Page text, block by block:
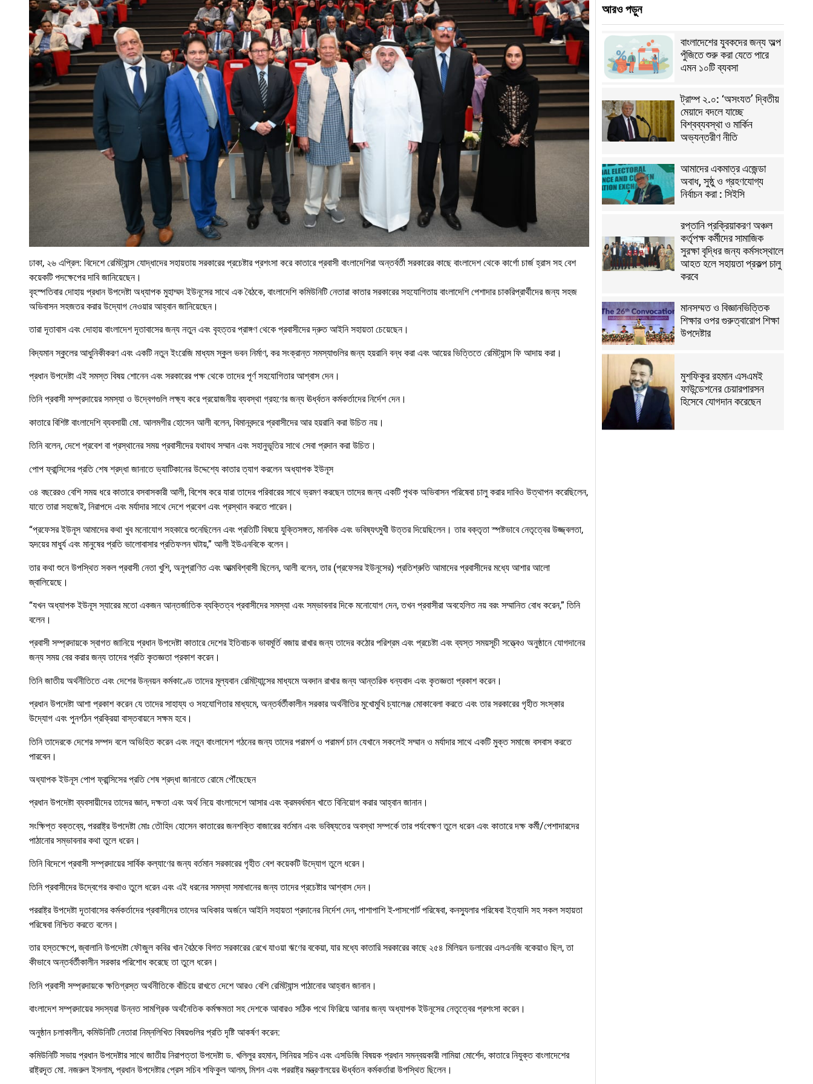
ঢাকা, ২৬ এপ্রিল: বিদেশে রেমিট্যান্স যোদ্ধাদের সহায়তায় সরকারের প্রচেষ্টার প্রশংসা করে কাতারে প্রবাসী বাংলাদেশিরা অন্তর্বর্তী সরকারের কাছে বাংলাদেশ থেকে কার্গো চার্জ হ্রাস সহ বেশ
কয়েকটি পদক্ষেপের দাবি জানিয়েছেন।
বৃহস্পতিবার দোহায় প্রধান উপদেষ্টা অধ্যাপক মুহাম্মদ ইউনূসের সাথে এক বৈঠকে, বাংলাদেশি কমিউনিটি নেতারা কাতার সরকারের সহযোগিতায় বাংলাদেশি পেশাদার চাকরিপ্রার্থীদের জন্য সহজ
অভিবাসন সহজতর করার উদ্যোগ নেওয়ার আহ্বান জানিয়েছেন।
তারা দূতাবাস এবং দোহায় বাংলাদেশ দূতাবাসের জন্য নতুন এবং বৃহত্তর প্রাঙ্গণ থেকে প্রবাসীদের দ্রুত আইনি সহায়তা চেয়েছেন।
বিদ্যমান স্কুলের আধুনিকীকরণ এবং একটি নতুন ইংরেজি মাধ্যম স্কুল ভবন নির্মাণ, কর সংক্রান্ত সমস্যাগুলির জন্য হয়রানি বন্ধ করা এবং আয়ের ভিত্তিতে রেমিট্যান্স ফি আদায় করা।
প্রধান উপদেষ্টা এই সমস্ত বিষয় শোনেন এবং সরকারের পক্ষ থেকে তাদের পূর্ণ সহযোগিতার আশ্বাস দেন।
তিনি প্রবাসী সম্প্রদায়ের সমস্যা ও উদ্বেগগুলি লক্ষ্য করে প্রয়োজনীয় ব্যবস্থা গ্রহণের জন্য ঊর্ধ্বতন কর্মকর্তাদের নির্দেশ দেন।
কাতারে বিশিষ্ট বাংলাদেশি ব্যবসায়ী মো. আলমগীর হোসেন আলী বলেন, বিমানবন্দরে প্রবাসীদের আর হয়রানি করা উচিত নয়।
তিনি বলেন, দেশে প্রবেশ বা প্রস্থানের সময় প্রবাসীদের যথাযথ সম্মান এবং সহানুভূতির সাথে সেবা প্রদান করা উচিত।
পোপ ফ্রান্সিসের প্রতি শেষ শ্রদ্ধা জানাতে ভ্যাটিকানের উদ্দেশ্যে কাতার ত্যাগ করলেন অধ্যাপক ইউনূস
৩৪ বছরেরও বেশি সময় ধরে কাতারে বসবাসকারী আলী, বিশেষ করে যারা তাদের পরিবারের সাথে ভ্রমণ করছেন তাদের জন্য একটি পৃথক অভিবাসন পরিষেবা চালু করার দাবিও উত্থাপন করেছিলেন,
যাতে তারা সহজেই, নিরাপদে এবং মর্যাদার সাথে দেশে প্রবেশ এবং প্রস্থান করতে পারেন।
“প্রফেসর ইউনূস আমাদের কথা খুব মনোযোগ সহকারে শুনেছিলেন এবং প্রতিটি বিষয়ে যুক্তিসঙ্গত, মানবিক এবং ভবিষ্যৎমুখী উত্তর দিয়েছিলেন। তার বক্তৃতা স্পষ্টভাবে নেতৃত্বের উজ্জ্বলতা,
হৃদয়ের মাধুর্য এবং মানুষের প্রতি ভালোবাসার প্রতিফলন ঘটায়,” আলী ইউএনবিকে বলেন।
তার কথা শুনে উপস্থিত সকল প্রবাসী নেতা খুশি, অনুপ্রাণিত এবং আত্মবিশ্বাসী ছিলেন, আলী বলেন, তার (প্রফেসর ইউনূসের) প্রতিশ্রুতি আমাদের প্রবাসীদের মধ্যে আশার আলো
জ্বালিয়েছে।
“যখন অধ্যাপক ইউনূস স্যারের মতো একজন আন্তর্জাতিক ব্যক্তিত্ব প্রবাসীদের সমস্যা এবং সম্ভাবনার দিকে মনোযোগ দেন, তখন প্রবাসীরা অবহেলিত নয় বরং সম্মানিত বোধ করেন,” তিনি
বলেন।
প্রবাসী সম্প্রদায়কে স্বাগত জানিয়ে প্রধান উপদেষ্টা কাতারে দেশের ইতিবাচক ভাবমূর্তি বজায় রাখার জন্য তাদের কঠোর পরিশ্রম এবং প্রচেষ্টা এবং ব্যস্ত সময়সূচী সত্ত্বেও অনুষ্ঠানে যোগদানের
জন্য সময় বের করার জন্য তাদের প্রতি কৃতজ্ঞতা প্রকাশ করেন।
তিনি জাতীয় অর্থনীতিতে এবং দেশের উন্নয়ন কর্মকাণ্ডে তাদের মূল্যবান রেমিট্যান্সের মাধ্যমে অবদান রাখার জন্য আন্তরিক ধন্যবাদ এবং কৃতজ্ঞতা প্রকাশ করেন।
প্রধান উপদেষ্টা আশা প্রকাশ করেন যে তাদের সাহায্য ও সহযোগিতার মাধ্যমে, অন্তর্বর্তীকালীন সরকার অর্থনীতির মুখোমুখি চ্যালেঞ্জ মোকাবেলা করতে এবং তার সরকারের গৃহীত সংস্কার
উদ্যোগ এবং পুনর্গঠন প্রক্রিয়া বাস্তবায়নে সক্ষম হবে।
তিনি তাদেরকে দেশের সম্পদ বলে অভিহিত করেন এবং নতুন বাংলাদেশ গঠনের জন্য তাদের পরামর্শ ও পরামর্শ চান যেখানে সকলেই সম্মান ও মর্যাদার সাথে একটি মুক্ত সমাজে বসবাস করতে
পারবেন।
অধ্যাপক ইউনূস পোপ ফ্রান্সিসের প্রতি শেষ শ্রদ্ধা জানাতে রোমে পৌঁছেছেন
প্রধান উপদেষ্টা ব্যবসায়ীদের তাদের জ্ঞান, দক্ষতা এবং অর্থ নিয়ে বাংলাদেশে আসার এবং ক্রমবর্ধমান খাতে বিনিয়োগ করার আহ্বান জানান।
সংক্ষিপ্ত বক্তব্যে, পররাষ্ট্র উপদেষ্টা মোঃ তৌহিদ হোসেন কাতারের জনশক্তি বাজারের বর্তমান এবং ভবিষ্যতের অবস্থা সম্পর্কে তার পর্যবেক্ষণ তুলে ধরেন এবং কাতারে দক্ষ কর্মী/পেশাদারদের
পাঠানোর সম্ভাবনার কথা তুলে ধরেন।
তিনি বিদেশে প্রবাসী সম্প্রদায়ের সার্বিক কল্যাণের জন্য বর্তমান সরকারের গৃহীত বেশ কয়েকটি উদ্যোগ তুলে ধরেন।
তিনি প্রবাসীদের উদ্বেগের কথাও তুলে ধরেন এবং এই ধরনের সমস্যা সমাধানের জন্য তাদের প্রচেষ্টার আশ্বাস দেন।
পররাষ্ট্র উপদেষ্টা দূতাবাসের কর্মকর্তাদের প্রবাসীদের তাদের অধিকার অর্জনে আইনি সহায়তা প্রদানের নির্দেশ দেন, পাশাপাশি ই-পাসপোর্ট পরিষেবা, কনস্যুলার পরিষেবা ইত্যাদি সহ সকল সহায়তা
পরিষেবা নিশ্চিত করতে বলেন।
তার হস্তক্ষেপে, জ্বালানি উপদেষ্টা ফৌজুল কবির খান বৈঠকে বিগত সরকারের রেখে যাওয়া ঋণের বকেয়া, যার মধ্যে কাতারি সরকারের কাছে ২৫৪ মিলিয়ন ডলারের এলএনজি বকেয়াও ছিল, তা
কীভাবে অন্তর্বর্তীকালীন সরকার পরিশোধ করেছে তা তুলে ধরেন।
তিনি প্রবাসী সম্প্রদায়কে ক্ষতিগ্রস্ত অর্থনীতিকে বাঁচিয়ে রাখতে দেশে আরও বেশি রেমিট্যান্স পাঠানোর আহ্বান জানান।
বাংলাদেশ সম্প্রদায়ের সদস্যরা উন্নত সামগ্রিক অর্থনৈতিক কর্মক্ষমতা সহ দেশকে আবারও সঠিক পথে ফিরিয়ে আনার জন্য অধ্যাপক ইউনূসের নেতৃত্বের প্রশংসা করেন।
অনুষ্ঠান চলাকালীন, কমিউনিটি নেতারা নিম্নলিখিত বিষয়গুলির প্রতি দৃষ্টি আকর্ষণ করেন:
কমিউনিটি সভায় প্রধান উপদেষ্টার সাথে জাতীয় নিরাপত্তা উপদেষ্টা ড. খলিলুর রহমান, সিনিয়র সচিব এবং এসডিজি বিষয়ক প্রধান সমন্বয়কারী লামিয়া মোর্শেদ, কাতারে নিযুক্ত বাংলাদেশের
রাষ্ট্রদূত মো. নজরুল ইসলাম, প্রধান উপদেষ্টার প্রেস সচিব শফিকুল আলম, মিশন এবং পররাষ্ট্র মন্ত্রণালয়ের ঊর্ধ্বতন কর্মকর্তারা উপস্থিত ছিলেন।
আরও পড়ুন
বাংলাদেশের যুবকদের জন্য অল্প
পুঁজিতে শুরু করা যেতে পারে
এমন ১০টি ব্যবসা
ট্রাম্প ২.০: ‘অসংযত’ দ্বিতীয়
মেয়াদে বদলে যাচ্ছে
বিশ্বব্যবস্থা ও মার্কিন
অভ্যন্তরীণ নীতি
আমাদের একমাত্র এজেন্ডা
অবাধ, সুষ্ঠু ও গ্রহণযোগ্য
নির্বাচন করা : সিইসি
রপ্তানি প্রক্রিয়াকরণ অঞ্চল
কর্তৃপক্ষ কর্মীদের সামাজিক
সুরক্ষা বৃদ্ধির জন্য কর্মসংস্থালে
আহত হলে সহায়তা প্রকল্প চালু
করবে
মানসম্মত ও বিজ্ঞানভিত্তিক
শিক্ষার ওপর গুরুত্বারোপ শিক্ষা
উপদেষ্টার
মুশফিকুর রহমান এসএমই
ফাউন্ডেশনের চেয়ারপারসন
হিসেবে যোগদান করেছেন